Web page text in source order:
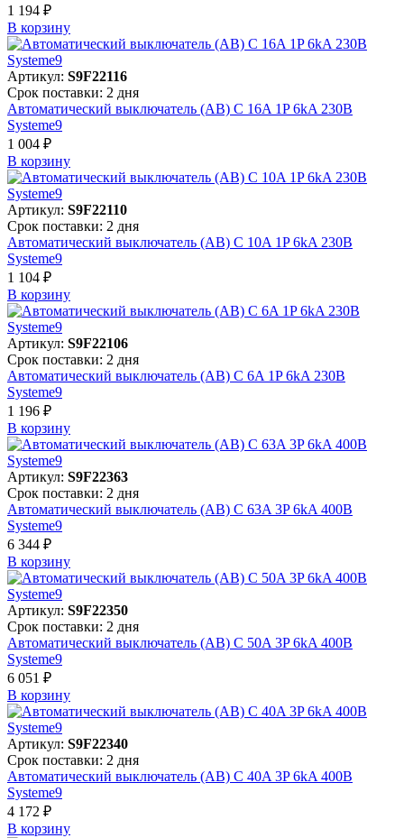
1 194 ₽
В корзинy
Артикул: S9F22116
Срок поставки: 2 дня
Автоматический выключатель (АВ) C 16A 1P 6kA 230В
Systeme9
1 004 ₽
В корзинy
Артикул: S9F22110
Срок поставки: 2 дня
Автоматический выключатель (АВ) C 10A 1P 6kA 230В
Systeme9
1 104 ₽
В корзинy
Артикул: S9F22106
Срок поставки: 2 дня
Автоматический выключатель (АВ) C 6A 1P 6kA 230В
Systeme9
1 196 ₽
В корзинy
Артикул: S9F22363
Срок поставки: 2 дня
Автоматический выключатель (АВ) C 63A 3P 6kA 400В
Systeme9
6 344 ₽
В корзинy
Артикул: S9F22350
Срок поставки: 2 дня
Автоматический выключатель (АВ) C 50A 3P 6kA 400В
Systeme9
6 051 ₽
В корзинy
Артикул: S9F22340
Срок поставки: 2 дня
Автоматический выключатель (АВ) C 40A 3P 6kA 400В
Systeme9
4 172 ₽
В корзинy